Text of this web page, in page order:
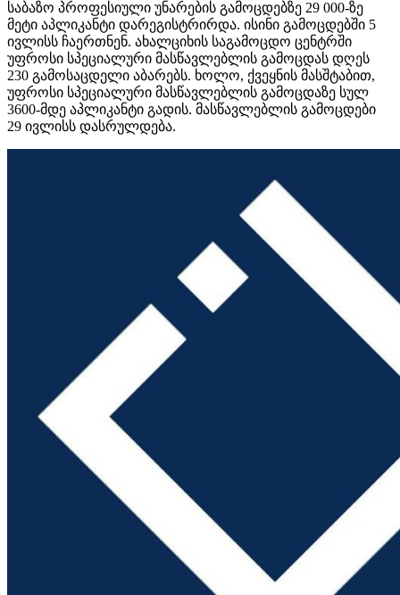
საბაზო პროფესიული უნარების გამოცდებზე 29 000-ზე
მეტი აპლიკანტი დარეგისტრირდა. ისინი გამოცდებში 5
ივლისს ჩაერთნენ. ახალციხის საგამოცდო ცენტრში
უფროსი სპეციალური მასწავლებლის გამოცდას დღეს
230 გამოსაცდელი აბარებს. ხოლო, ქვეყნის მასშტაბით,
უფროსი სპეციალური მასწავლებლის გამოცდაზე სულ
3600-მდე აპლიკანტი გადის. მასწავლებლის გამოცდები
29 ივლისს დასრულდება.